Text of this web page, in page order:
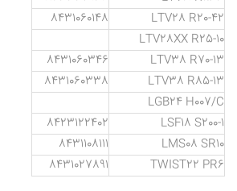
LTV28 R20-42
8431060148
LTV28XX R25-10
LTV38 R70-13
8431060346
LTV38 R85-13
8431060338
LGB24 H007/C
LSF18 S200-1
8423122402
LMS08 SR10
8431108111
TWIST22 PR6
8431027891